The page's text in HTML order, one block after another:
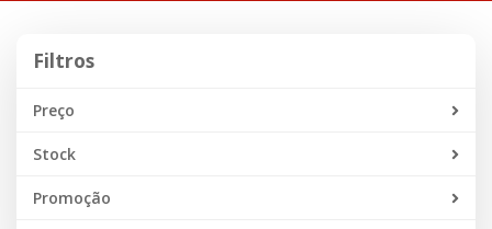
Filtros
Preço
Stock
Promoção